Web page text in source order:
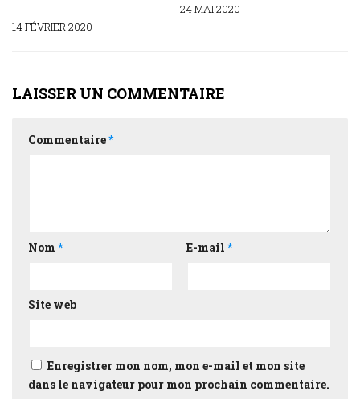
14 FÉVRIER 2020
24 MAI 2020
LAISSER UN COMMENTAIRE
Commentaire*
Nom * E-mail *
Site web
Enregistrer mon nom, mon e-mail et mon site
dans le navigateur pour mon prochain commentaire.